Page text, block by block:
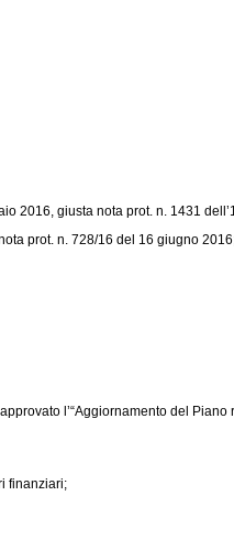
2016, giusta nota prot. n. 1431
prot. n. 728/16 del 16 giugno
l’“Aggiornamento del
finanziari;